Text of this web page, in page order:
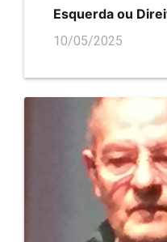
Esquerda ou
10/05/2025